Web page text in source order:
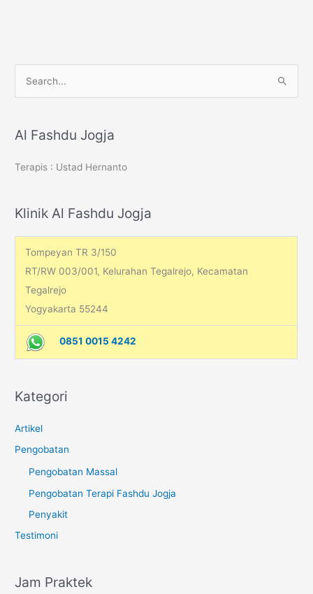
r
h
Al Fashdu Jogja
Terapis : Ustad Hernanto
Klinik Al Fashdu Jogja
Tompeyan TR 3/150
RT/RW 003/001, Kelurahan Tegalrejo, Kecamatan
Tegalrejo
Yogyakarta 55244
0851 0015 4242
Kategori
Artikel
Pengobatan
Pengobatan Massal
Pengobatan Terapi Fashdu Jogja
Penyakit
Testimoni
Jam Praktek